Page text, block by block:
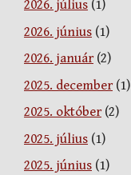
2026. július (1)
2026. június (1)
2026. január(2)
2025. december(1)
2025. október(2)
2025. július (1)
2025. június (1)